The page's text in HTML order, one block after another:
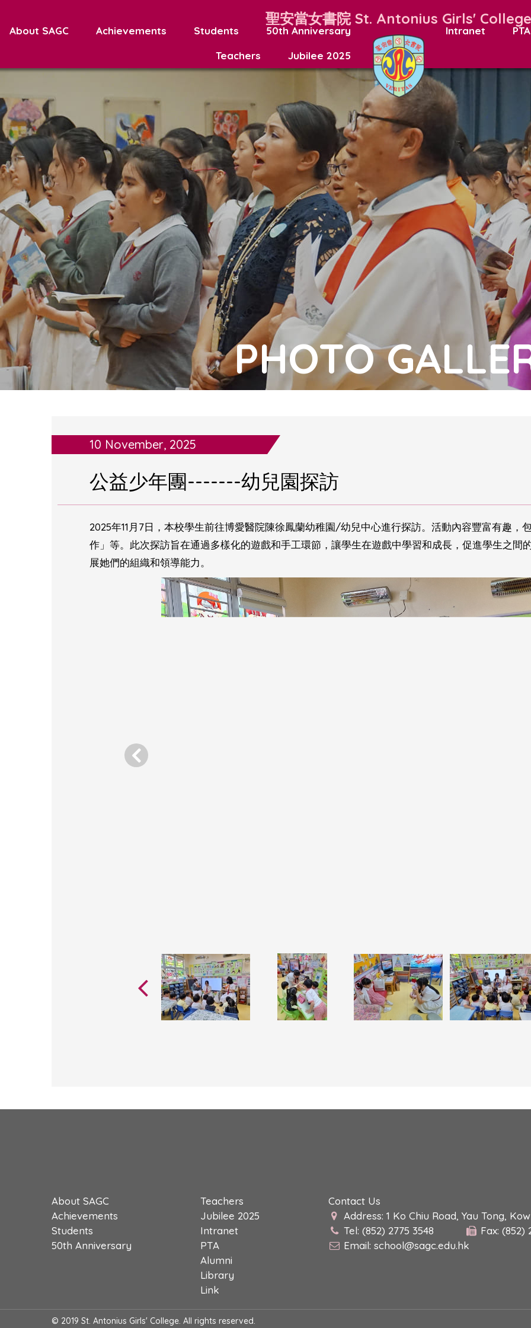
聖安當女書院 St. Antonius Girls' College
About SAGC Achievements Students
50th Anniversary
Teachers
Jubilee 2025
Intranet PTA
PHOTO
10 November, 2025
公益少年團-------幼兒園探訪
2025年11月7日，本校學生前往博愛醫院陳徐鳳蘭幼稚園/幼兒中心進行探訪。活動內容豐富有趣，
作」等。此次探訪旨在通過多樣化的遊戲和手工環節，讓學生在遊戲中學習和成長，促進學生之間
展她們的組織和領導能力。
About SAGC
Achievements
Students
50th Anniversary
Teachers
Jubilee 2025
Intranet
PTA
Alumni
Library
Link
Contact Us
Address: 1 Ko Chiu Road, Yau Tong,
Tel: (852) 2775 3548
Fax: (852)
Email: school@sagc.edu.hk
© 2019 St. Antonius Girls' College. All rights reserved.